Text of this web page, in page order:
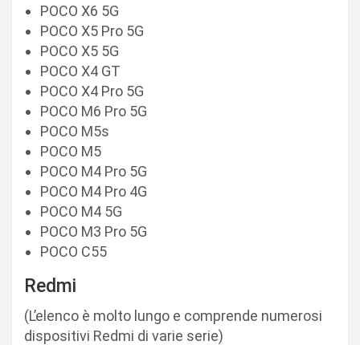
POCO X6 5G
POCO X5 Pro 5G
POCO X5 5G
POCO X4 GT
POCO X4 Pro 5G
POCO M6 Pro 5G
POCO M5s
POCO M5
POCO M4 Pro 5G
POCO M4 Pro 4G
POCO M4 5G
POCO M3 Pro 5G
POCO C55
Redmi
(L’elenco è molto lungo e comprende numerosi
dispositivi Redmi di varie serie)